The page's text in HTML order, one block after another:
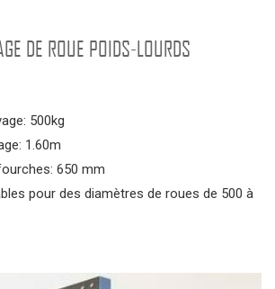
DE ROUE POIDS-LOURDS
500kg
1.60m
650 mm
pour des diamètres de roues de 500 à